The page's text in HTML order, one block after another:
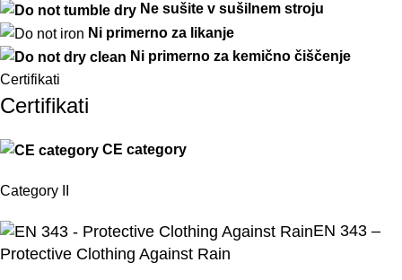
Ne sušite v sušilnem stroju
Ni primerno za likanje
Ni primerno za kemično čiščenje
Certifikati
Certifikati
CE category
Category II
EN 343 –
Protective Clothing Against Rain